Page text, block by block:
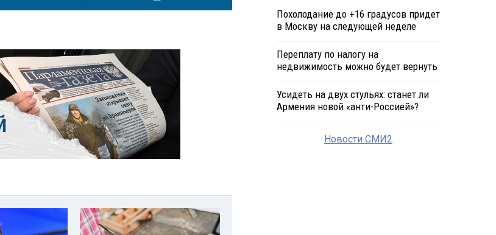
Похолодание до +16 градусов придет
в Москву на следующей неделе
Переплату по налогу на
недвижимость можно будет вернуть
Усидеть на двух стульях: станет ли
Армения новой «анти-Россией»?
Новости СМИ2